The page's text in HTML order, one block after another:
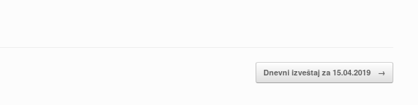
Dnevni izveštaj za 15.04.2019 →